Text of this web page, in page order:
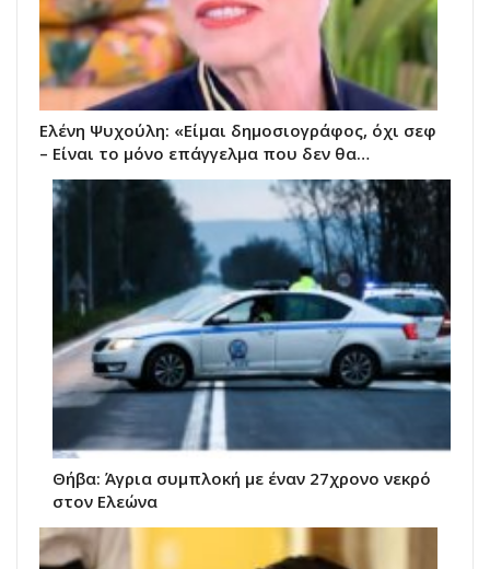
Ελένη Ψυχούλη: «Είμαι δημοσιογράφος, όχι σεφ
– Είναι το μόνο επάγγελμα που δεν θα…
Θήβα: Άγρια συμπλοκή με έναν 27χρονο νεκρό
στον Ελεώνα